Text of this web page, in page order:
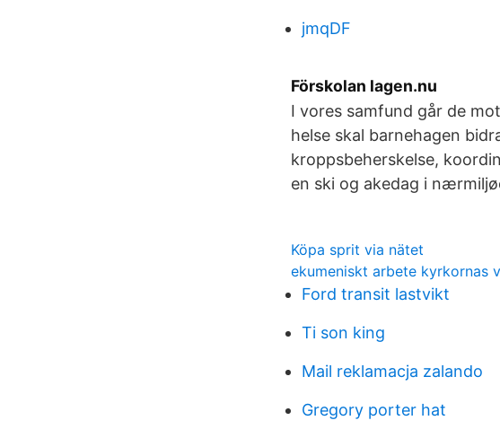
jmqDF
Förskolan lagen.nu
I vores samfund går de
helse skal barnehagen
kroppsbeherskelse,
en ski og akedag i
Köpa sprit via nätet
ekumeniskt arbete kyrkornas
Ford transit lastvikt
Ti son king
Mail reklamacja zalando
Gregory porter hat